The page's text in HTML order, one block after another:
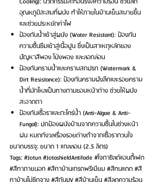
อุณหภูมิสะสมที่ผนัง ทำให้ภายในบ้านเย็นสบายขึ้น
และช่วยประหยัดค่าไฟ
ป้องกันน้ำเข้าสู่ผนัง (Water Resistant): ป้องกัน
ความชื้นซึมเข้าสู่เนื้อปูน ซึ่งเป็นสาเหตุหลักของ
ปัญหาสีพอง โป่งพอง และลอกล่อน
ป้องกันคราบน้ำและคราบสกปรก (Watermark &
Dirt Resistance): ป้องกันคราบฝังลึกและรอยคราบ
น้ำที่มักไหลเป็นทางตามขอบหน้าต่าง ช่วยให้ผนัง
สะอาดตา
ป้องกันเชื้อราและตะไคร่น้ำ (Anti-Algae & Anti-
Fungal): ปกป้องผนังบ้านจากความชื้นในช่วงหน้า
ฝน หมดกังวลเรื่องรอยด่างดำจากเชื้อรากวนใจ
ขนาดบรรจุ: ขนาด 1 แกลลอน (2.5 ลิตร)
Tags: #Jotun #JotashieldAntifade #โจตาชิลด์แอนตี้เฟด
#สีทาภายนอก #สีทาบ้านเกรดพรีเมียม #สีทนแดด #สี